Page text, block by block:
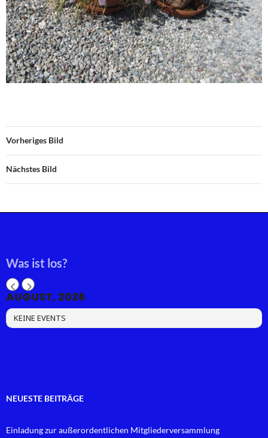
Vorheriges Bild
Nächstes Bild
Was ist los?
AUGUST, 2026
KEINE EVENTS
NEUESTE BEITRÄGE
Einladung zur außerordentlichen Mitgliederversammlung